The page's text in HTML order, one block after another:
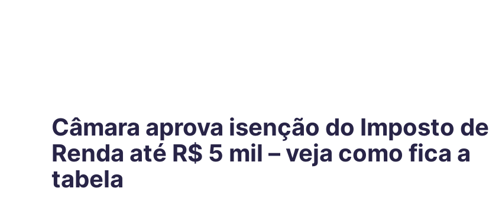
Câmara aprova isenção do Imposto de
Renda até R$ 5 mil – veja como fica a
tabela